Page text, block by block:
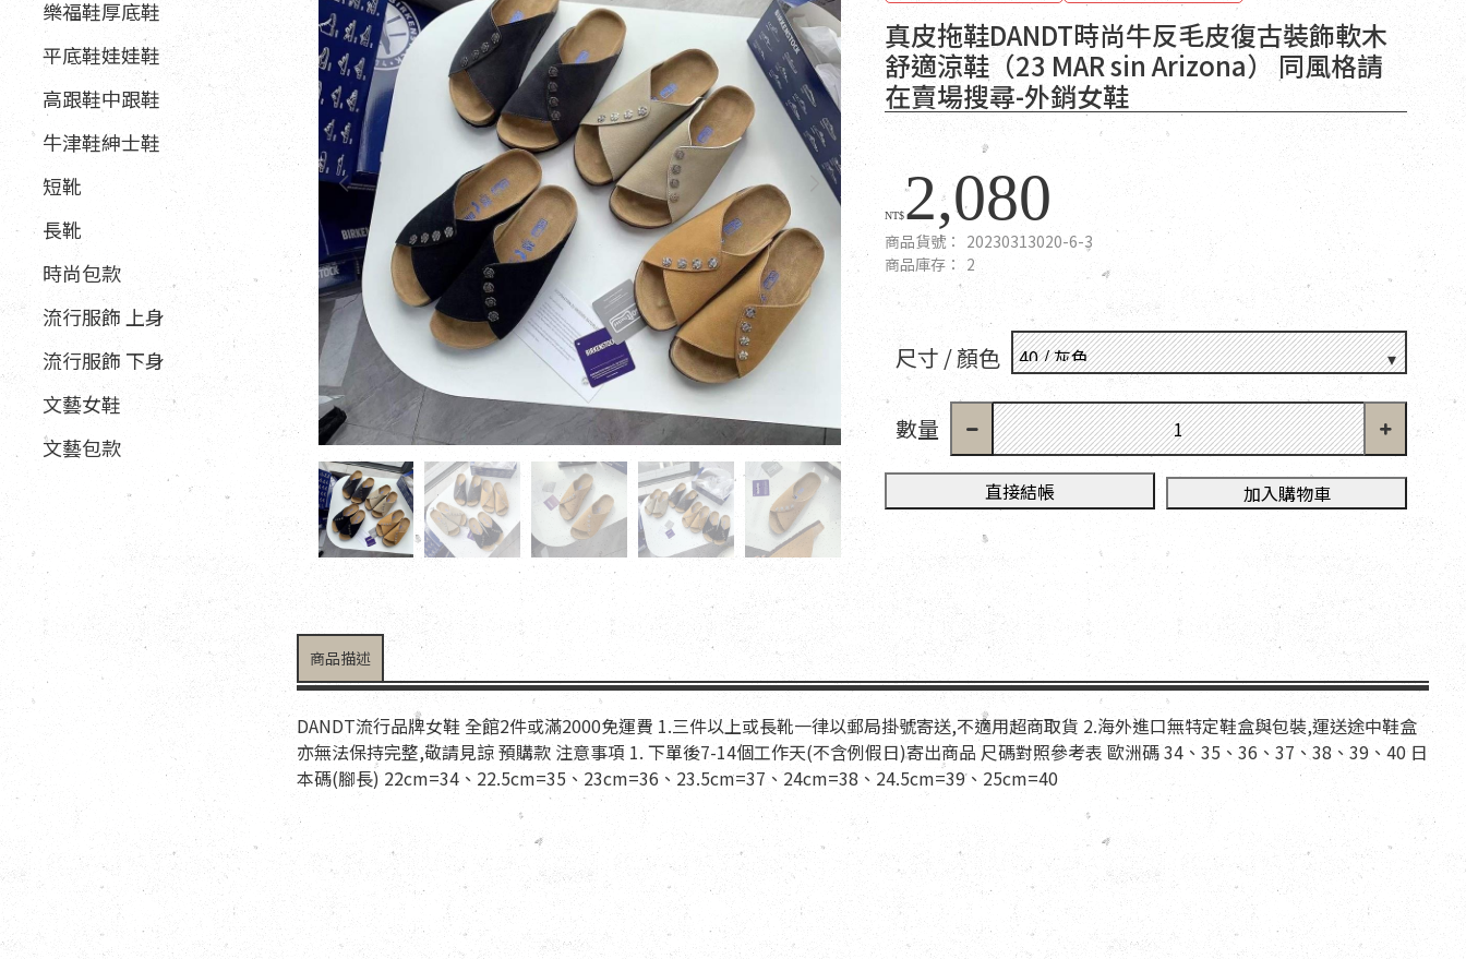
樂福鞋厚底鞋
平底鞋娃娃鞋
高跟鞋中跟鞋
牛津鞋紳士鞋
短靴
長靴
時尚包款
流行服飾 上身
流行服飾 下身
文藝女鞋
文藝包款
真皮拖鞋DANDT時尚牛反毛皮復古裝飾軟木
舒適涼鞋（23 MAR sin Arizona） 同風格請
在賣場搜尋-外銷女鞋
NT$2,080
商品貨號： 20230313020-6-3
商品庫存： 2
尺寸 / 顏色
數量
直接結帳 加入購物車
商品描述
DANDT流行品牌女鞋 全館2件或滿2000免運費 1.三件以上或長靴一律以郵局掛號寄送,不適用超商取貨 2.海外進口無特定鞋盒與包裝,運送途中鞋盒
亦無法保持完整,敬請見諒 預購款 注意事項 1. 下單後7-14個工作天(不含例假日)寄出商品 尺碼對照參考表 歐洲碼 34、35、36、37、38、39、40 日
本碼(腳長) 22cm=34、22.5cm=35、23cm=36、23.5cm=37、24cm=38、24.5cm=39、25cm=40